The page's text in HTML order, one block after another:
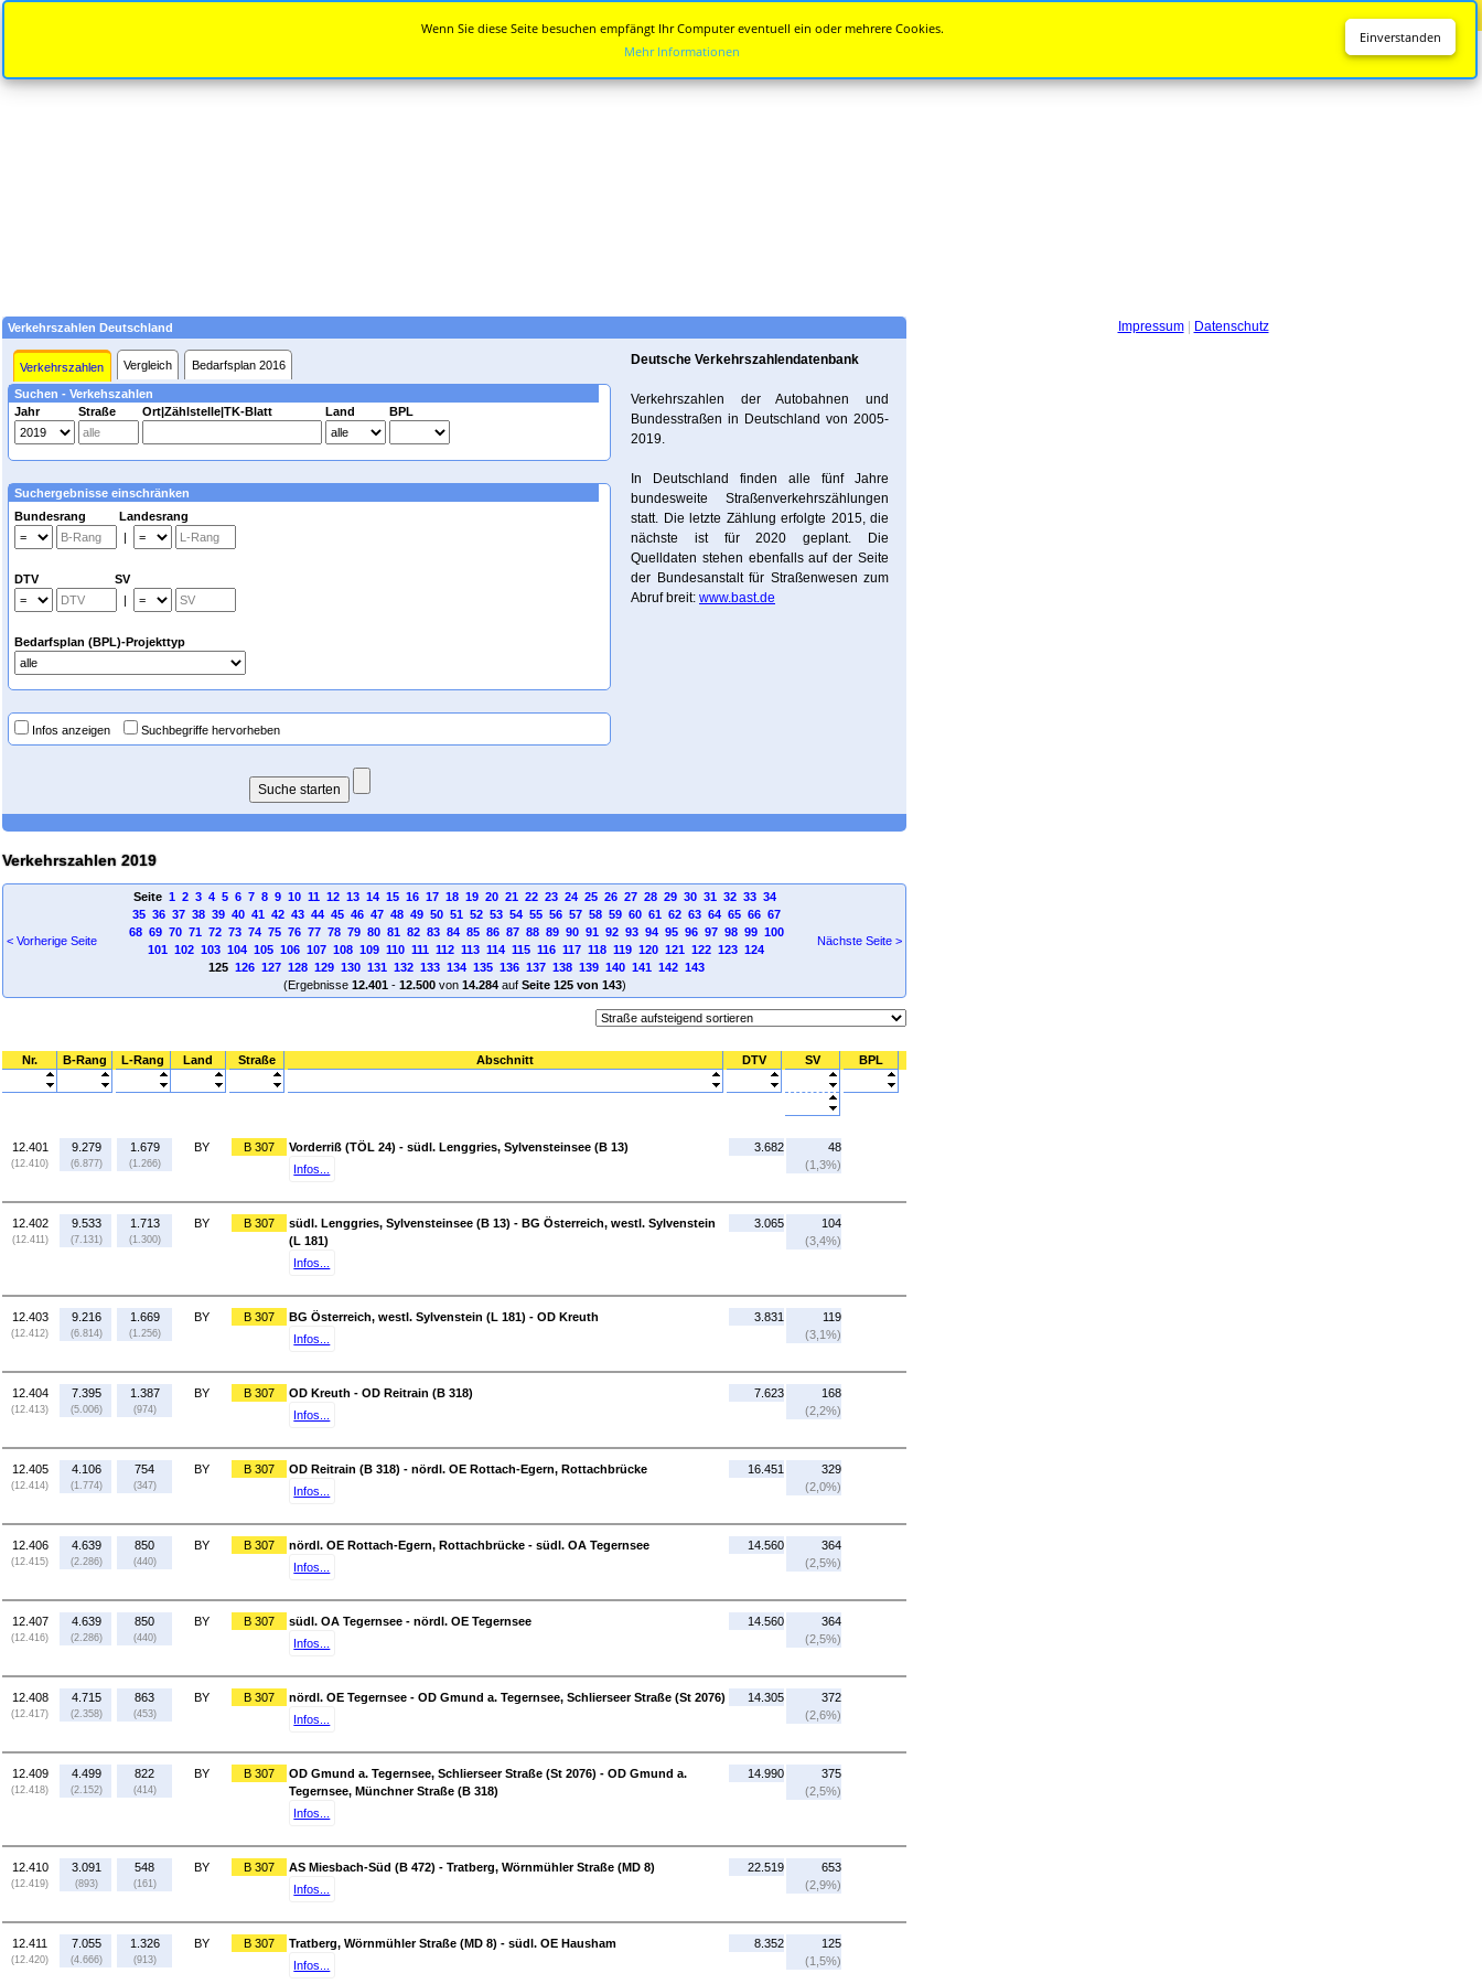
Verkehrszahlen Deutschland
Verkehrszahlen Vergleich Bedarfsplan 2016
Suchen - Verkehszahlen
Jahr
Straße Ort|Zählstelle|TK-Blatt Land BPL
Suchergebnisse einschränken
Bundesrang Landesrang
|
DTV SV
|
Bedarfsplan (BPL)-Projekttyp
Infos anzeigen Suchbegriffe hervorheben
Deutsche Verkehrszahlendatenbank
Verkehrszahlen der Autobahnen und
Bundesstraßen in Deutschland von 2005-
2019.
In Deutschland finden alle fünf Jahre
bundesweite Straßenverkehrszählungen
statt. Die letzte Zählung erfolgte 2015, die
nächste ist für 2020 geplant. Die
Quelldaten stehen ebenfalls auf der Seite
der Bundesanstalt für Straßenwesen zum
Abruf breit: www.bast.de
Verkehrszahlen 2019
< Vorherige Seite
Seite 1 2 3 4 5 6 7 8 9 10 11 12 13 14 15 16 17 18 19 20 21 22 23 24 25 26 27 28 29 30 31 32 33 34
35 36 37 38 39 40 41 42 43 44 45 46 47 48 49 50 51 52 53 54 55 56 57 58 59 60 61 62 63 64 65 66 67
68 69 70 71 72 73 74 75 76 77 78 79 80 81 82 83 84 85 86 87 88 89 90 91 92 93 94 95 96 97 98 99 100
101 102 103 104 105 106 107 108 109 110 111 112 113 114 115 116 117 118 119 120 121 122 123 124
125 126 127 128 129 130 131 132 133 134 135 136 137 138 139 140 141 142 143
(Ergebnisse 12.401- 12.500von 14.284auf Seite 125 von 143)
Nächste Seite >
Nr. B-Rang L-Rang Land Straße Abschnitt DTV SV BPL
12.401
(12.410)
9.279
(6.877)
1.679
(1.266)
BY B 307
Vorderriß (TÖL 24) - südl. Lenggries, Sylvensteinsee (B 13)
Infos...
3.682
48
(1,3%)
12.402
(12.411)
9.533
(7.131)
1.713
(1.300)
BY B 307
südl. Lenggries, Sylvensteinsee (B 13) - BG Österreich, westl. Sylvenstein
(L 181)
Infos...
3.065
104
(3,4%)
12.403
(12.412)
9.216
(6.814)
1.669
(1.256)
BY B 307
BG Österreich, westl. Sylvenstein (L 181) - OD Kreuth
Infos...
3.831
119
(3,1%)
12.404
(12.413)
7.395
(5.006)
1.387
(974)
BY B 307
OD Kreuth - OD Reitrain (B 318)
Infos...
7.623
168
(2,2%)
12.405
(12.414)
4.106
(1.774)
754
(347)
BY B 307
OD Reitrain (B 318) - nördl. OE Rottach-Egern, Rottachbrücke
Infos...
16.451
329
(2,0%)
12.406
(12.415)
4.639
(2.286)
850
(440)
BY B 307
nördl. OE Rottach-Egern, Rottachbrücke - südl. OA Tegernsee
Infos...
14.560
364
(2,5%)
12.407
(12.416)
4.639
(2.286)
850
(440)
BY B 307
südl. OA Tegernsee - nördl. OE Tegernsee
Infos...
14.560
364
(2,5%)
12.408
(12.417)
4.715
(2.358)
863
(453)
BY B 307
nördl. OE Tegernsee - OD Gmund a. Tegernsee, Schlierseer Straße (St 2076)
Infos...
14.305
372
(2,6%)
12.409
(12.418)
4.499
(2.152)
822
(414)
BY B 307
OD Gmund a. Tegernsee, Schlierseer Straße (St 2076) - OD Gmund a.
Tegernsee, Münchner Straße (B 318)
Infos...
14.990
375
(2,5%)
12.410
(12.419)
3.091
(893)
548
(161)
BY B 307
AS Miesbach-Süd (B 472) - Tratberg, Wörnmühler Straße (MD 8)
Infos...
22.519
653
(2,9%)
12.411
(12.420)
7.055
(4.666)
1.326
(913)
BY B 307
Tratberg, Wörnmühler Straße (MD 8) - südl. OE Hausham
Infos...
8.352
125
(1,5%)
Impressum| Datenschutz
Einverstanden
Wenn Sie diese Seite besuchen empfängt Ihr Computer eventuell ein oder mehrere Cookies.
Mehr Informationen